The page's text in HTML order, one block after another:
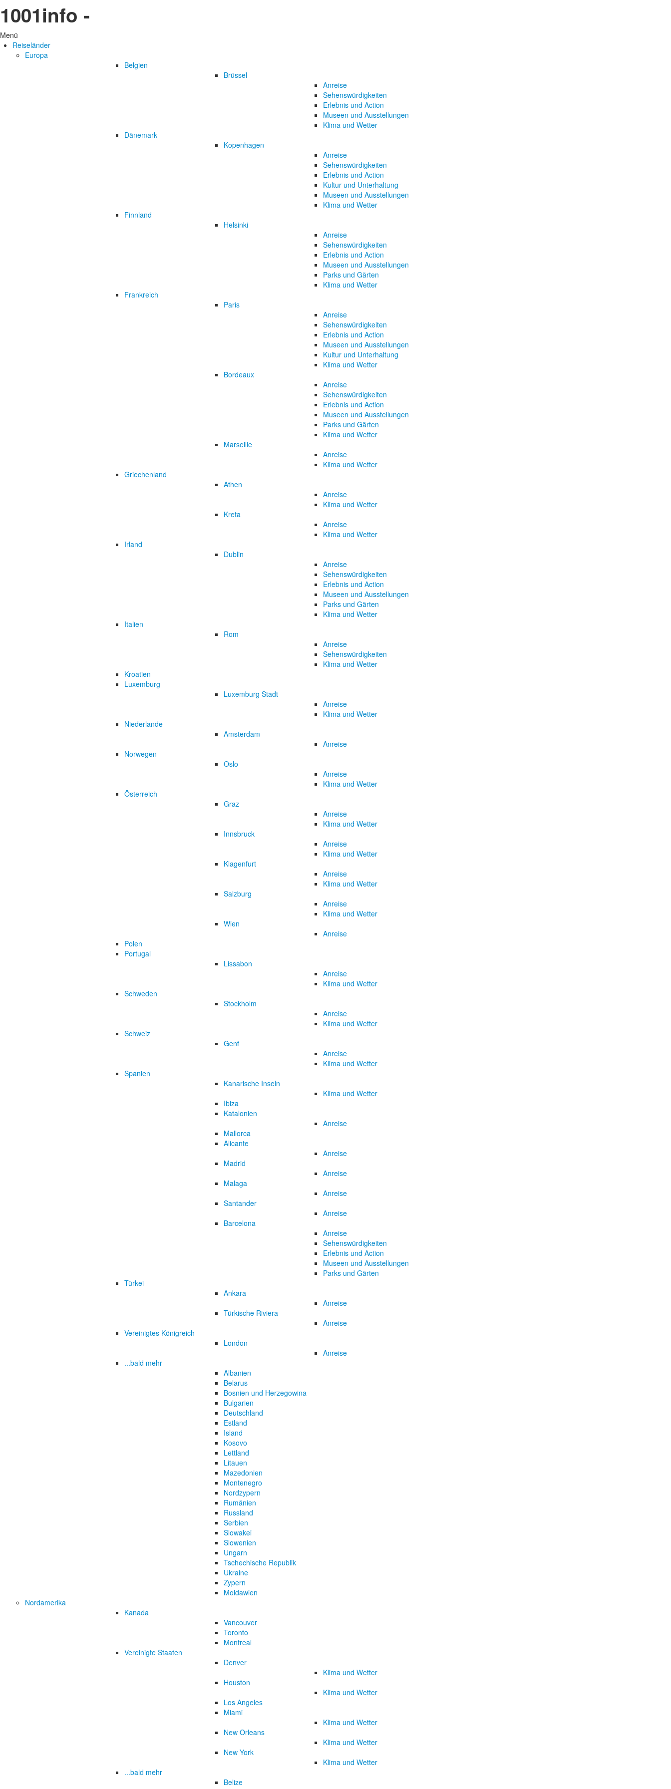
1001info -
Menü
Reiseländer
Europa
Belgien
Brüssel
Anreise
Sehenswürdigkeiten
Erlebnis und Action
Museen und Ausstellungen
Klima und Wetter
Dänemark
Kopenhagen
Anreise
Sehenswürdigkeiten
Erlebnis und Action
Kultur und Unterhaltung
Museen und Ausstellungen
Klima und Wetter
Finnland
Helsinki
Anreise
Sehenswürdigkeiten
Erlebnis und Action
Museen und Ausstellungen
Parks und Gärten
Klima und Wetter
Frankreich
Paris
Anreise
Sehenswürdigkeiten
Erlebnis und Action
Museen und Ausstellungen
Kultur und Unterhaltung
Klima und Wetter
Bordeaux
Anreise
Sehenswürdigkeiten
Erlebnis und Action
Museen und Ausstellungen
Parks und Gärten
Klima und Wetter
Marseille
Anreise
Klima und Wetter
Griechenland
Athen
Anreise
Klima und Wetter
Kreta
Anreise
Klima und Wetter
Irland
Dublin
Anreise
Sehenswürdigkeiten
Erlebnis und Action
Museen und Ausstellungen
Parks und Gärten
Klima und Wetter
Italien
Rom
Anreise
Sehenswürdigkeiten
Klima und Wetter
Kroatien
Luxemburg
Luxemburg Stadt
Anreise
Klima und Wetter
Niederlande
Amsterdam
Anreise
Norwegen
Oslo
Anreise
Klima und Wetter
Österreich
Graz
Anreise
Klima und Wetter
Innsbruck
Anreise
Klima und Wetter
Klagenfurt
Anreise
Klima und Wetter
Salzburg
Anreise
Klima und Wetter
Wien
Anreise
Polen
Portugal
Lissabon
Anreise
Klima und Wetter
Schweden
Stockholm
Anreise
Klima und Wetter
Schweiz
Genf
Anreise
Klima und Wetter
Spanien
Kanarische Inseln
Klima und Wetter
Ibiza
Katalonien
Anreise
Mallorca
Alicante
Anreise
Madrid
Anreise
Malaga
Anreise
Santander
Anreise
Barcelona
Anreise
Sehenswürdigkeiten
Erlebnis und Action
Museen und Ausstellungen
Parks und Gärten
Türkei
Ankara
Anreise
Türkische Riviera
Anreise
Vereinigtes Königreich
London
Anreise
...bald mehr
Albanien
Belarus
Bosnien und Herzegowina
Bulgarien
Deutschland
Estland
Island
Kosovo
Lettland
Litauen
Mazedonien
Montenegro
Nordzypern
Rumänien
Russland
Serbien
Slowakei
Slowenien
Ungarn
Tschechische Republik
Ukraine
Zypern
Moldawien
Nordamerika
Kanada
Vancouver
Toronto
Montreal
Vereinigte Staaten
Denver
Klima und Wetter
Houston
Klima und Wetter
Los Angeles
Miami
Klima und Wetter
New Orleans
Klima und Wetter
New York
Klima und Wetter
...bald mehr
Belize